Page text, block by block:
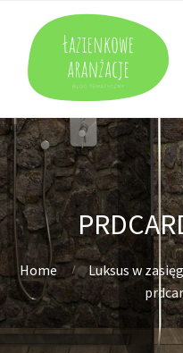
Home
Luksus w